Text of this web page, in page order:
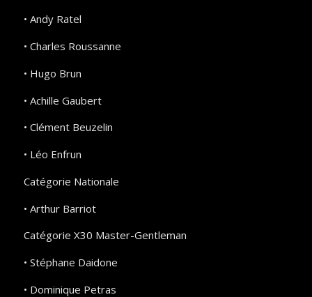
• Andy Ratel
• Charles Roussanne
• Hugo Brun
• Achille Gaubert
• Clément Beuzelin
• Léo Enfrun
Catégorie Nationale
• Arthur Barriot
Catégorie X30 Master-Gentleman
• Stéphane Daidone
• Dominique Petras